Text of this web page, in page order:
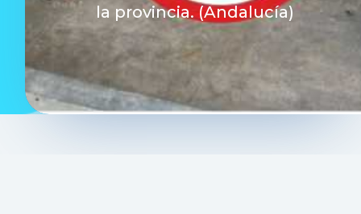
la provincia. (Andalucía)